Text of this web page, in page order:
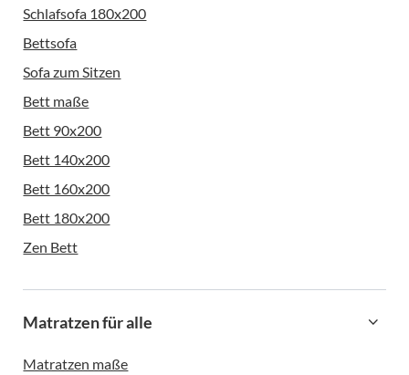
Schlafsofa 180x200
Bettsofa
Sofa zum Sitzen
Bett maße
Bett 90x200
Bett 140x200
Bett 160x200
Bett 180x200
Zen Bett
Matratzen für alle
Matratzen maße